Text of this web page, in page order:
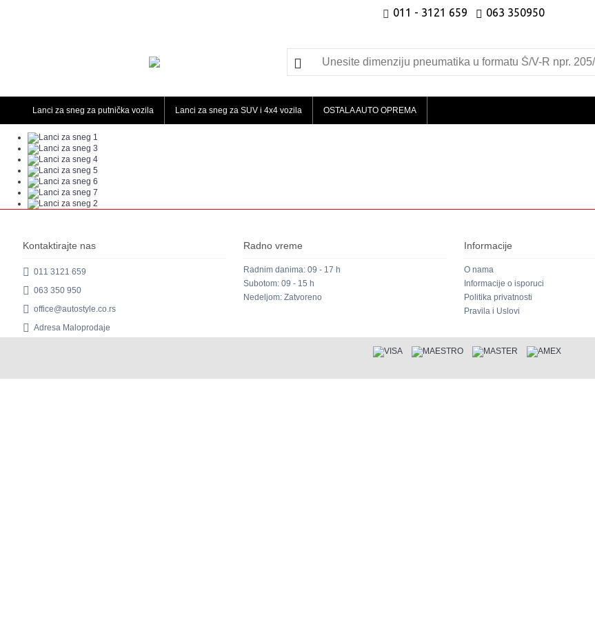
011 - 3121 659 063 350950
Lanci za sneg za putnička vozila Lanci za sneg za SUV i 4x4 vozila OSTALA AUTO OPREMA
Kontaktirajte nas
011 3121 659
063 350 950
office@autostyle.co.rs
Adresa Maloprodaje
Radno vreme
Radnim danima: 09 - 17 h
Subotom: 09 - 15 h
Nedeljom: Zatvoreno
Informacije
O nama
Informacije o isporuci
Politika privatnosti
Pravila i Uslovi